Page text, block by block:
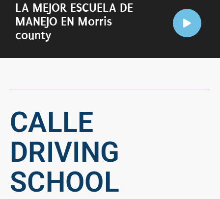
LA MEJOR ESCUELA DE
MANEJO EN Morris
county
CALLE
DRIVING
SCHOOL